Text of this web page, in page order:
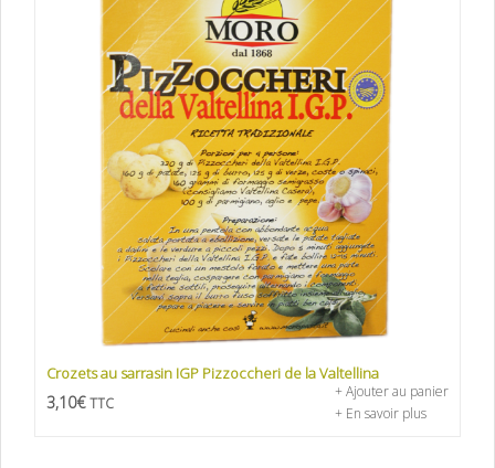
Crozets au sarrasin IGP Pizzoccheri de la Valtellina
3,10€ TTC
+ Ajouter au panier
+ En savoir plus